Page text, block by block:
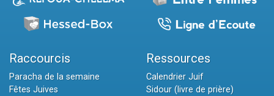
Raccourcis
Paracha de la semaine
Fêtes Juives
Ressources
Calendrier Juif
Sidour (livre de prière)